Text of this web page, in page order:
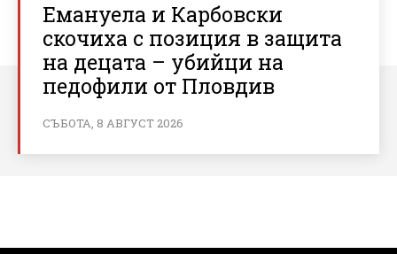
Емануела и Карбовски
скочиха с позиция в защита
на децата – убийци на
педофили от Пловдив
СЪБОТА, 8 АВГУСТ 2026